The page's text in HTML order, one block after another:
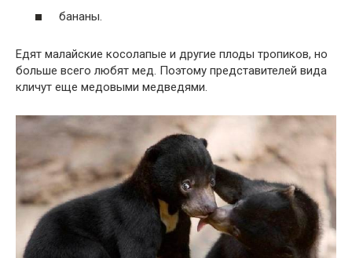
бананы.
Едят малайские косолапые и другие плоды тропиков, но
больше всего любят мед. Поэтому представителей вида
кличут еще медовыми медведями.